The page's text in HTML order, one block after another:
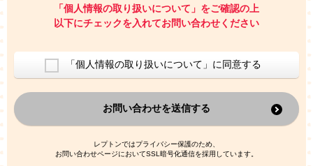
お問い合わせにお答えするため
レプトンのキャンペーンや新商品（新サービス）、新規開講教
室等をご案内するため
ご利用者の個人情報を、本人が特定されないデータに不可逆変
換した上で、広告・宣伝・販売促進活動に役立てること
上記の利用目的のために第三者へ提供すること
なお、この利用目的を超えた個人情報の取扱いは行いません。ま
た、これ以外の目的で個人情報を利用することはありません。
人情報を、本人が特定されないデータに不可逆変換した上で第三
者広告配信事業者においてマッチングを行い、その結果に基づい
「個人情報の取り扱いについて」をご確認の上
以下にチェックを入れてお問い合わせください
「個人情報の取り扱いについて」に同意する
お問い合わせを送信する
レプトンではプライバシー保護のため、
お問い合わせページにおいてSSL暗号化通信を採用しています。